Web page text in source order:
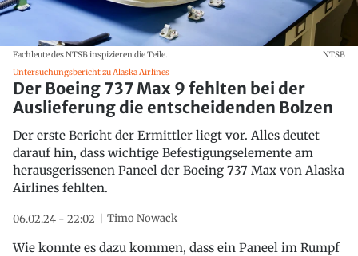
Fachleute des NTSB inspizieren die Teile.
NTSB
Untersuchungsbericht zu Alaska Airlines
Der Boeing 737 Max 9 fehlten bei der
Auslieferung die entscheidenden Bolzen
Der erste Bericht der Ermittler liegt vor. Alles deutet
darauf hin, dass wichtige Befestigungselemente am
herausgerissenen Paneel der Boeing 737 Max von Alaska
Airlines fehlten.
06.02.24 - 22:02 Timo Nowack
Wie konnte es dazu kommen, dass ein Paneel im Rumpf